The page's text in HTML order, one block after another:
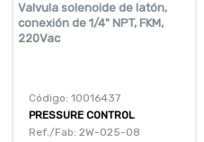
Valvula solenoide de latón,
conexión de 1/4" NPT, FKM,
220Vac
Código: 10016437
PRESSURE CONTROL
Ref./Fab: 2W-025-08